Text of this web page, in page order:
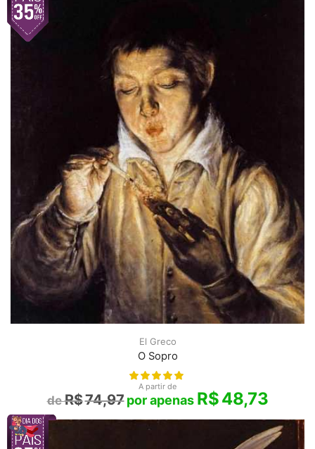
El Greco
O Sopro
A partir de
R$74,97 R$48,73